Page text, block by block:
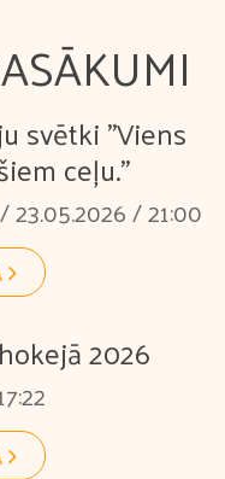
svētki "Viens
ceļu."
23.05.2026 / 21:00
2026